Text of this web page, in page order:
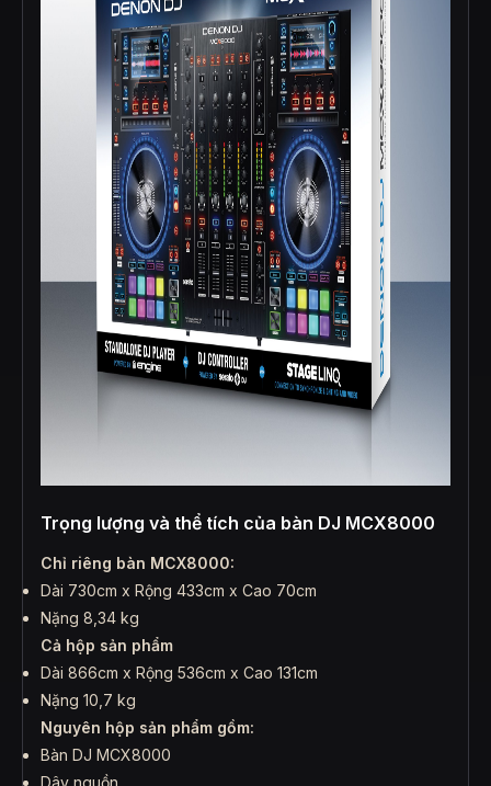
Trọng lượng và thể tích của bàn DJ MCX8000
Chỉ riêng bàn MCX8000:
Dài 730cm x Rộng 433cm x Cao 70cm
Nặng 8,34 kg
Cả hộp sản phẩm
Dài 866cm x Rộng 536cm x Cao 131cm
Nặng 10,7 kg
Nguyên hộp sản phẩm gồm:
Bàn DJ MCX8000
Dây nguồn